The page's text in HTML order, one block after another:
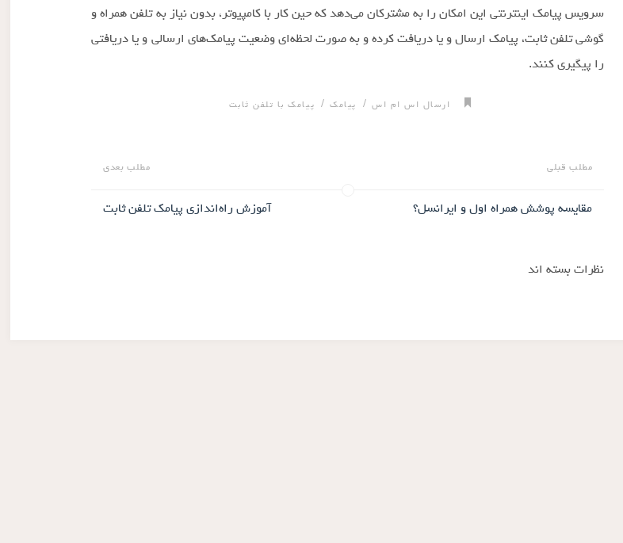
سرویس پیامک اینترنتی این امکان را به مشترکان می‌دهد که حین کار با کامپیوتر، بدون نیاز به تلفن همراه و
گوشی تلفن ثابت، پیامک ارسال و یا دریافت کرده و به ‌صورت لحظه‌ای وضعیت پیامک‌های ارسالی و یا دریافتی
را پیگیری کنند.
ارسال اس ام اس/ پیامک/ پیامک با تلفن ثابت
مطلب قبلی
مقایسه پوشش‌ همراه اول و ایرانسل؟
مطلب بعدی
آموزش راه‌اندازی پیامک تلفن ثابت
نظرات بسته اند